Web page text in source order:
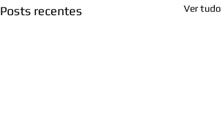
Posts recentes Ver tudo